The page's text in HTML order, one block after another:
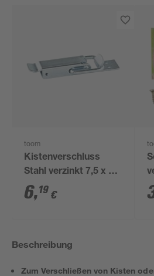
toom
Kistenverschluss
Stahl verzinkt 7,5 x 1,8
cm 1 Stück
6,19 €
Beschreibung
Zum Verschließen von Kisten